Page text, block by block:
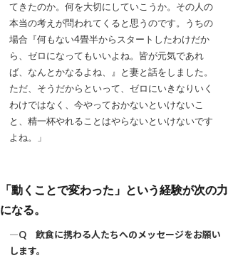
てきたのか。何を大切にしていこうか。その人の
本当の考えが問われてくると思うのです。うちの
場合『何もない4畳半からスタートしたわけだか
ら、ゼロになってもいいよね。皆が元気であれ
ば、なんとかなるよね、』と妻と話をしました。
ただ、そうだからといって、ゼロにいきなりいく
わけではなく、今やっておかないといけないこ
と、精一杯やれることはやらないといけないです
よね。」
「動くことで変わった」という経験が次の力
になる。
―Q 飲食に携わる人たちへのメッセージをお願い
します。